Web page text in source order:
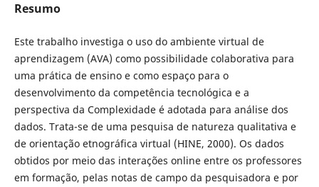
Resumo
Este trabalho investiga o uso do ambiente virtual de
aprendizagem (AVA) como possibilidade colaborativa para
uma prática de ensino e como espaço para o
desenvolvimento da competência tecnológica e a
perspectiva da Complexidade é adotada para análise dos
dados. Trata-se de uma pesquisa de natureza qualitativa e
de orientação etnográfica virtual (HINE, 2000). Os dados
obtidos por meio das interações online entre os professores
em formação, pelas notas de campo da pesquisadora e por